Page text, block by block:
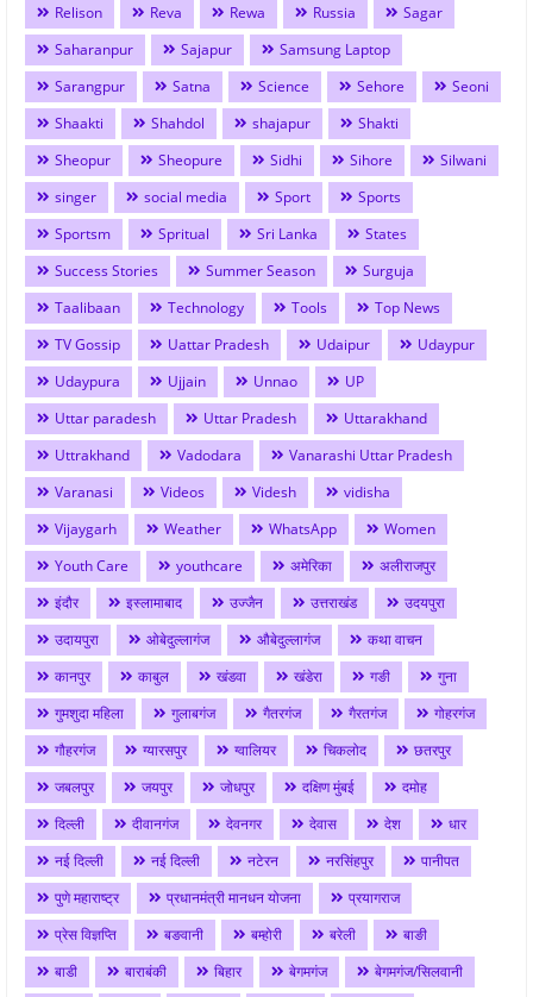
Relison
Reva Rewa Russia
Sagar
Saharanpur
Sajapur
Samsung Laptop
Sarangpur
Satna Science Sehore
Seoni
Shaakti
Shahdol shajapur
Shakti
Sheopur
Sheopure Sidhi Sihore
Silwani
singer
social media Sport
Sports
Sportsm
Spritual Sri Lanka
States
Success Stories
Summer Season
Surguja
Taalibaan
Technology Tools
Top News
TV Gossip
Uattar Pradesh Udaipur
Udaypur
Udaypura
Ujjain Unnao
UP
Uttar paradesh
Uttar Pradesh
Uttarakhand
Uttrakhand
Vadodara
Vanarashi Uttar Pradesh
Varanasi
Videos Videsh
vidisha
Vijaygarh
Weather WhatsApp
Women
Youth Care
youthcare अमेरिका
अलीराजपुर
इंदौर
इस्लामाबाद उज्जैन उत्तराखंड
उदयपुरा
उदायपुरा
ओबेदुल्लागंज औबेदुल्लागंज
कथा वाचन
कानपुर
काबुल खंडवा खंडेरा गङी
गुना
गुमशुदा महिला
गुलाबगंज गैतरगंज गैरतगंज
गोहरगंज
गौहरगंज
ग्यारसपुर ग्वालियर चिकलोद
छतरपुर
जबलपुर
जयपुर जोधपुर दक्षिण मुंबई
दमोह
दिल्ली
दीवानगंज देवनगर देवास देश
धार
नई दिल्ली
नई दिल्ली नटेरन नरसिंहपुर
पानीपत
पुणे महाराष्ट्र
प्रधानमंत्री मानधन योजना
प्रयागराज
प्रेस विज्ञप्ति
बङवानी बम्होरी बरेली
बाङी
बाडी
बाराबंकी बिहार बेगमगंज बेगमगंज/सिलवानी